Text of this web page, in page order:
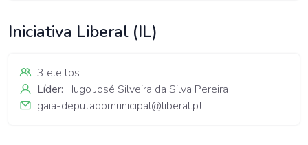
Iniciativa Liberal (IL)
3 eleitos
Líder: Hugo José Silveira da Silva Pereira
gaia-deputadomunicipal@liberal.pt